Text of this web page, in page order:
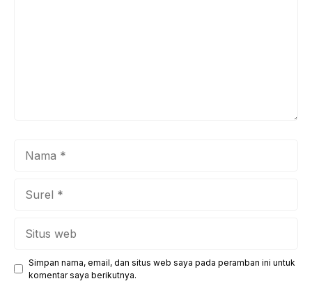
Simpan nama, email, dan situs web saya pada peramban ini untuk
komentar saya berikutnya.